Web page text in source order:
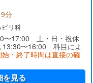
分
リ科
〜17:00 土・日・祝休
〜16:00 科目によ
始・終了時間は直接の確
を見る